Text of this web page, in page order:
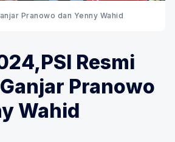
Pranowo dan Yenny Wahid
Resmi
Pranowo
Wahid